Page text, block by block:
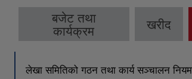
बजेट तथा
कार्यक्रम
खरीद
लेखा समितिको गठन तथा कार्य सञ्चालन